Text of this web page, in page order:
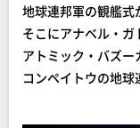
地球連邦軍の観艦式
そこにアナベル・ガ
アトミック・バズー
コンペイトウの地球